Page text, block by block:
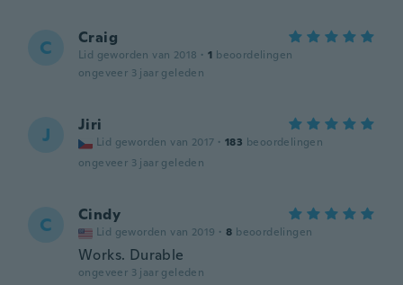
C Craig
Lid geworden van 2018 · 1 beoordelingen
ongeveer 3 jaar geleden
J Jiri
Lid geworden van 2017 · 183 beoordelingen
ongeveer 3 jaar geleden
C Cindy
Lid geworden van 2019 · 8 beoordelingen
Works. Durable
ongeveer 3 jaar geleden